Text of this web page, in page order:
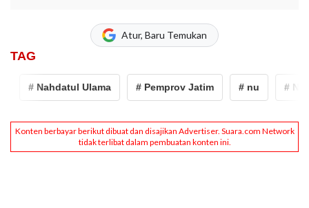
Atur, Baru Temukan
TAG
# Nahdatul Ulama # Pemprov Jatim # nu #